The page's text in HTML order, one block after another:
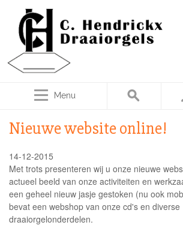
Menu
Nieuwe website online!
14-12-2015
Met trots presenteren wij u onze nieuwe
actueel beeld van onze activiteiten en
een geheel nieuw jasje gestoken (nu ook
bevat een webshop van onze cd's en diverse
draaiorgelonderdelen.